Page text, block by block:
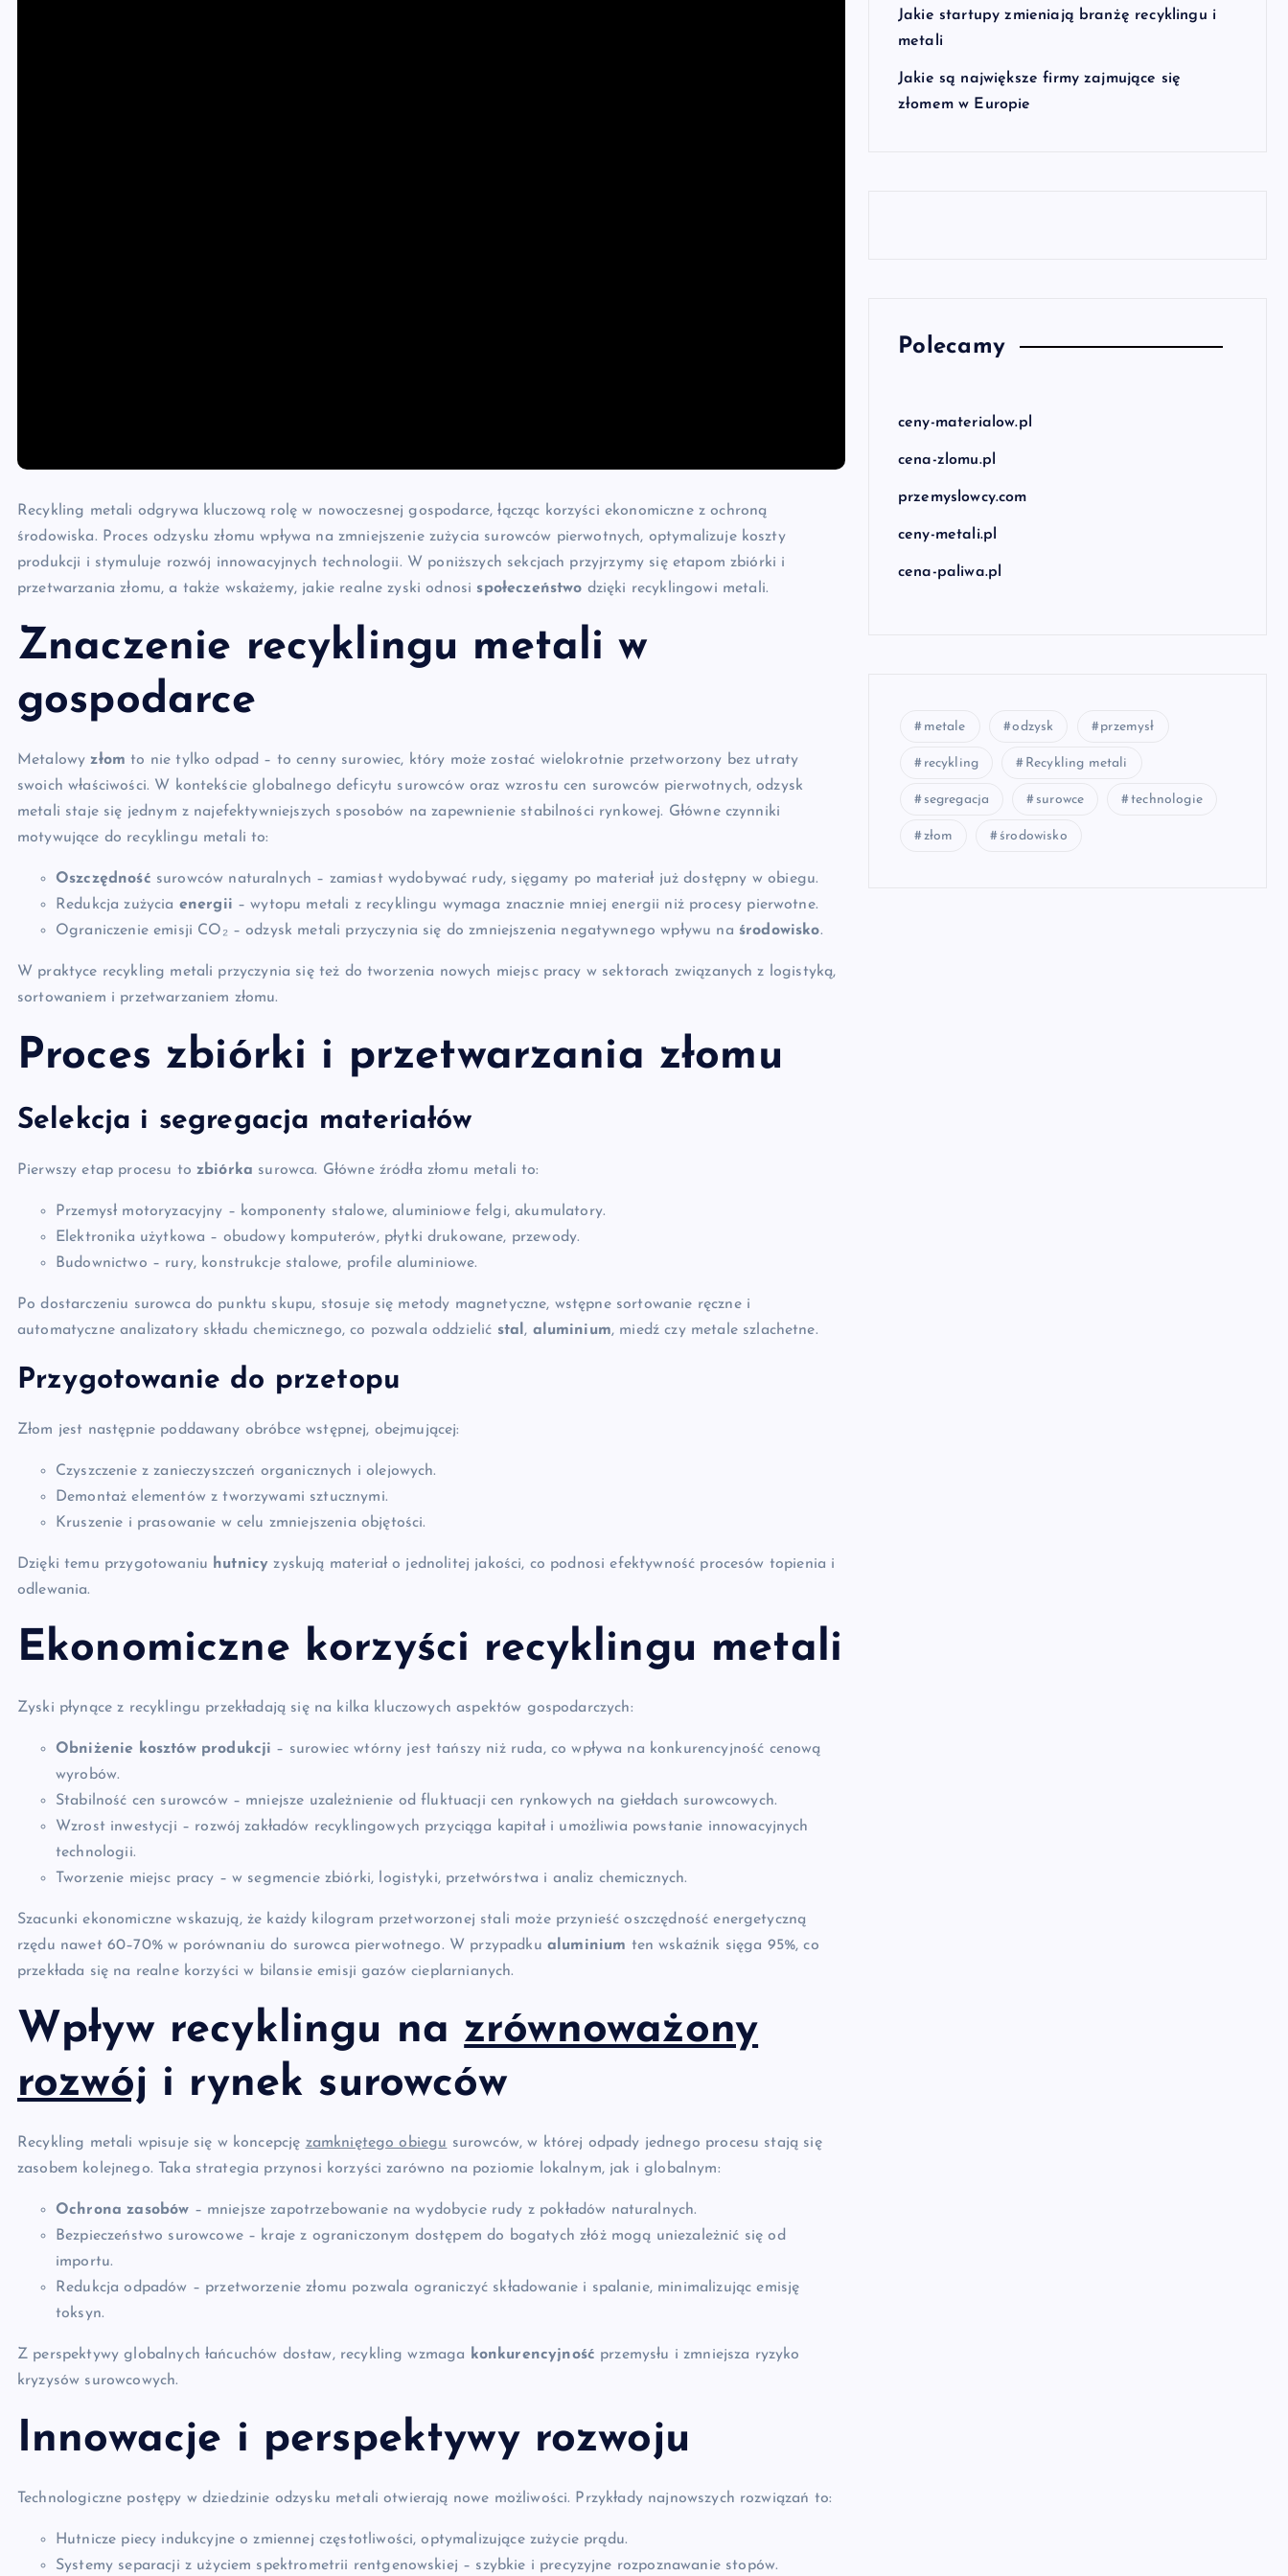
Recykling metali odgrywa kluczową rolę w nowoczesnej gospodarce, łącząc korzyści ekonomiczne z ochroną
środowiska. Proces odzysku złomu wpływa na zmniejszenie zużycia surowców pierwotnych, optymalizuje koszty
produkcji i stymuluje rozwój innowacyjnych technologii. W poniższych sekcjach przyjrzymy się etapom zbiórki i
przetwarzania złomu, a także wskażemy, jakie realne zyski odnosi społeczeństwo dzięki recyklingowi metali.
Znaczenie recyklingu metali w
gospodarce
Metalowyzłom to nie tylko odpad – to cenny surowiec, który może zostać wielokrotnie przetworzony bez utraty
swoich właściwości. W kontekście globalnego deficytu surowców oraz wzrostu cen surowców pierwotnych, odzysk
metali staje się jednym z najefektywniejszych sposobów na zapewnienie stabilności rynkowej. Główne czynniki
motywujące do recyklingu metali to:
Oszczędność surowców naturalnych – zamiast wydobywać rudy, sięgamy po materiał już dostępny w obiegu.
Redukcja zużycia energii – wytopu metali z recyklingu wymaga znacznie mniej energii niż procesy pierwotne.
Ograniczenie emisji CO₂ – odzysk metali przyczynia się do zmniejszenia negatywnego wpływu na środowisko.
W praktyce recykling metali przyczynia się też do tworzenia nowych miejsc pracy w sektorach związanych z logistyką,
sortowaniem i przetwarzaniem złomu.
Proces zbiórki i przetwarzania złomu
Selekcja i segregacja materiałów
Pierwszy etap procesu to zbiórka surowca. Główne źródła złomu metali to:
Przemysł motoryzacyjny – komponenty stalowe, aluminiowe felgi, akumulatory.
Elektronika użytkowa – obudowy komputerów, płytki drukowane, przewody.
Budownictwo – rury, konstrukcje stalowe, profile aluminiowe.
Po dostarczeniu surowca do punktu skupu, stosuje się metody magnetyczne, wstępne sortowanie ręczne i
automatyczne analizatory składu chemicznego, co pozwala oddzielić stal , aluminium, miedź czy metale szlachetne.
Przygotowanie do przetopu
Złom jest następnie poddawany obróbce wstępnej, obejmującej:
Czyszczenie z zanieczyszczeń organicznych i olejowych.
Demontaż elementów z tworzywami sztucznymi.
Kruszenie i prasowanie w celu zmniejszenia objętości.
Dzięki temu przygotowaniu hutnicy zyskują materiał o jednolitej jakości, co podnosi efektywność procesów topienia i
odlewania.
Ekonomiczne korzyści recyklingu metali
Zyski płynące z recyklingu przekładają się na kilka kluczowych aspektów gospodarczych:
Obniżenie kosztów produkcji – surowiec wtórny jest tańszy niż ruda, co wpływa na konkurencyjność cenową
wyrobów.
Stabilność cen surowców – mniejsze uzależnienie od fluktuacji cen rynkowych na giełdach surowcowych.
Wzrost inwestycji – rozwój zakładów recyklingowych przyciąga kapitał i umożliwia powstanie innowacyjnych
technologii.
Tworzenie miejsc pracy – w segmencie zbiórki, logistyki, przetwórstwa i analiz chemicznych.
Szacunki ekonomiczne wskazują, że każdy kilogram przetworzonej stali może przynieść oszczędność energetyczną
rzędu nawet 60–70% w porównaniu do surowca pierwotnego. W przypadku aluminium ten wskaźnik sięga 95%, co
przekłada się na realne korzyści w bilansie emisji gazów cieplarnianych.
Wpływ recyklingu na zrównoważony
rozwój i rynek surowców
Recykling metali wpisuje się w koncepcję zamkniętego obiegu surowców, w której odpady jednego procesu stają się
zasobem kolejnego. Taka strategia przynosi korzyści zarówno na poziomie lokalnym, jak i globalnym:
Ochrona zasobów – mniejsze zapotrzebowanie na wydobycie rudy z pokładów naturalnych.
Bezpieczeństwo surowcowe – kraje z ograniczonym dostępem do bogatych złóż mogą uniezależnić się od
importu.
Redukcja odpadów – przetworzenie złomu pozwala ograniczyć składowanie i spalanie, minimalizując emisję
toksyn.
Z perspektywy globalnych łańcuchów dostaw, recykling wzmaga konkurencyjność przemysłu i zmniejsza ryzyko
kryzysów surowcowych.
Innowacje i perspektywy rozwoju
Technologiczne postępy w dziedzinie odzysku metali otwierają nowe możliwości. Przykłady najnowszych rozwiązań to:
Hutnicze piecy indukcyjne o zmiennej częstotliwości, optymalizujące zużycie prądu.
Systemy separacji z użyciem spektrometrii rentgenowskiej – szybkie i precyzyjne rozpoznawanie stopów.
Jakie startupy zmieniają branżę recyklingu i
metali
Jakie są największe firmy zajmujące się
złomem w Europie
Polecamy
ceny-materialow.pl
cena-zlomu.pl
przemyslowcy.com
ceny-metali.pl
cena-paliwa.pl
metale odzysk przemysł
recykling Recykling metali
segregacja surowce technologie
złom środowisko